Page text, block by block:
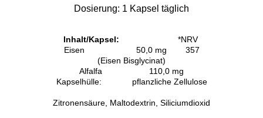
Dosierung: 1 Kapsel täglich
Inhalt/Kapsel: *NRV
Eisen 50,0 mg 357
(Eisen Bisglycinat)
Alfalfa 110,0 mg
Kapselhülle: pflanzliche Zellulose
Zitronensäure, Maltodextrin, Siliciumdioxid